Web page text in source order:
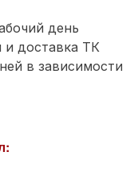
день
и доставка ТК
в зависимости